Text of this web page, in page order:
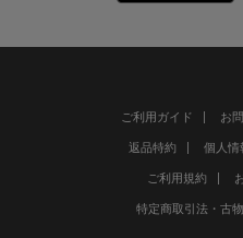
ご利用ガイド お
返品特約 個人情
ご利用規約
特定商取引法・古